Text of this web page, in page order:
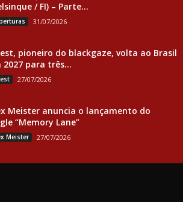
/ FI) – Parte...
31/07/2026
pioneiro do blackgaze, volta ao Brasil
2027 para três...
27/07/2026
Meister anuncia o lançamento do
“Memory Lane”
Meister 27/07/2026